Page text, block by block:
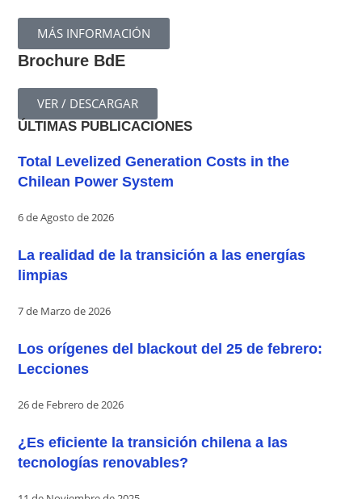
MÁS INFORMACIÓN
Brochure BdE
VER / DESCARGAR
ÚLTIMAS PUBLICACIONES
Total Levelized Generation Costs in the
Chilean Power System
6 de Agosto de 2026
La realidad de la transición a las energías
limpias
7 de Marzo de 2026
Los orígenes del blackout del 25 de febrero:
Lecciones
26 de Febrero de 2026
¿Es eficiente la transición chilena a las
tecnologías renovables?